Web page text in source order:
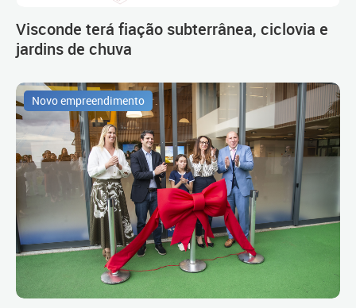
Visconde terá fiação subterrânea, ciclovia e
jardins de chuva
Novo empreendimento